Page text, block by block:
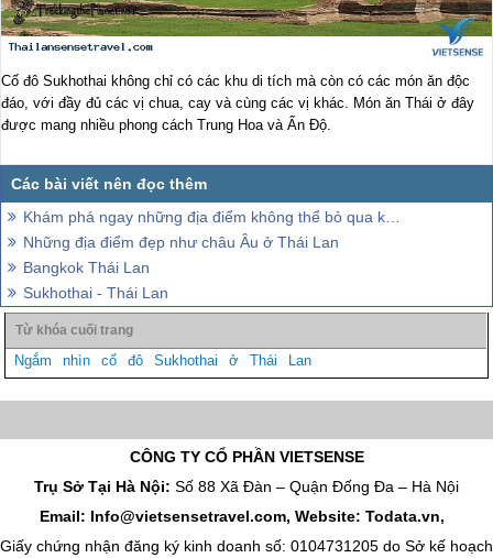
Cố đô Sukhothai không chỉ có các khu di tích mà còn có các món ăn độc
đáo, với đầy đủ các vị chua, cay và cùng các vị khác. Món ăn Thái ở đây
được mang nhiều phong cách Trung Hoa và Ấn Độ.
Khám phá ngay những địa điểm không thể bỏ qua khi đến BangKok
Những địa điểm đẹp như châu Âu ở Thái Lan
Bangkok Thái Lan
Sukhothai - Thái Lan
Ngắm nhìn cố đô Sukhothai ở Thái Lan
CÔNG TY CỔ PHẦN VIETSENSE
Trụ Sở Tại Hà Nội: Số 88 Xã Đàn – Quận Đống Đa – Hà Nội
Email: Info@vietsensetravel.com, Website: Todata.vn,
Giấy chứng nhận đăng ký kinh doanh số: 0104731205 do Sở kế hoạch